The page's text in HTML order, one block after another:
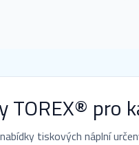
TOREX® pro
tiskových náplní